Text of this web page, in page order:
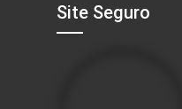
Site Seguro